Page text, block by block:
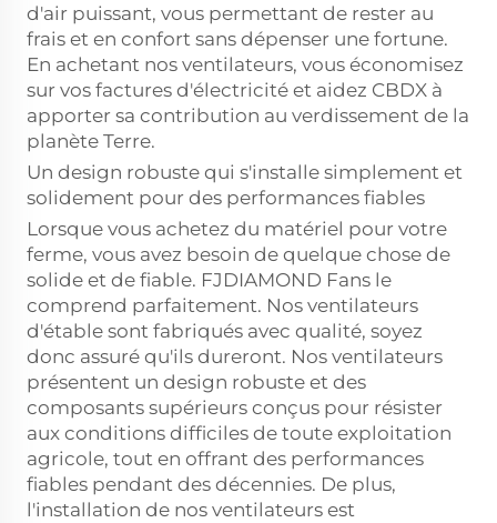
d'air puissant, vous permettant de rester au
frais et en confort sans dépenser une fortune.
En achetant nos ventilateurs, vous économisez
sur vos factures d'électricité et aidez CBDX à
apporter sa contribution au verdissement de la
planète Terre.
Un design robuste qui s'installe simplement et
solidement pour des performances fiables
Lorsque vous achetez du matériel pour votre
ferme, vous avez besoin de quelque chose de
solide et de fiable. FJDIAMOND Fans le
comprend parfaitement. Nos ventilateurs
d'étable sont fabriqués avec qualité, soyez
donc assuré qu'ils dureront. Nos ventilateurs
présentent un design robuste et des
composants supérieurs conçus pour résister
aux conditions difficiles de toute exploitation
agricole, tout en offrant des performances
fiables pendant des décennies. De plus,
l'installation de nos ventilateurs est